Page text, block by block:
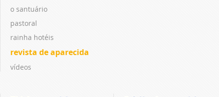
o santuário
pastoral
rainha hotéis
revista de aparecida
vídeos